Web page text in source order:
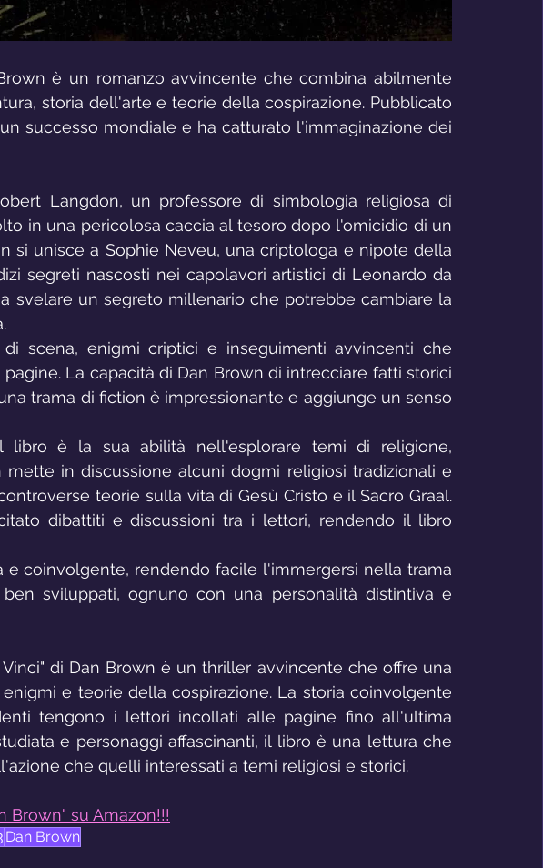
è un romanzo avvincente che combina abilmente
storia dell'arte e teorie della cospirazione. Pubblicato
successo mondiale e ha catturato l'immaginazione dei
Langdon, un professore di simbologia religiosa di
in una pericolosa caccia al tesoro dopo l'omicidio di un
si unisce a Sophie Neveu, una criptologa e nipote della
segreti nascosti nei capolavori artistici di Leonardo da
svelare un segreto millenario che potrebbe cambiare la
scena, enigmi criptici e inseguimenti avvincenti che
La capacità di Dan Brown di intrecciare fatti storici
trama di fiction è impressionante e aggiunge un senso
è la sua abilità nell'esplorare temi di religione,
in discussione alcuni dogmi religiosi tradizionali e
teorie sulla vita di Gesù Cristo e il Sacro Graal.
dibattiti e discussioni tra i lettori, rendendo il libro
e coinvolgente, rendendo facile l'immergersi nella trama
sviluppati, ognuno con una personalità distintiva e
di Dan Brown è un thriller avvincente che offre una
e teorie della cospirazione. La storia coinvolgente
tengono i lettori incollati alle pagine fino all'ultima
e personaggi affascinanti, il libro è una lettura che
che quelli interessati a temi religiosi e storici.
Brown" su Amazon!!!
Dan Brown